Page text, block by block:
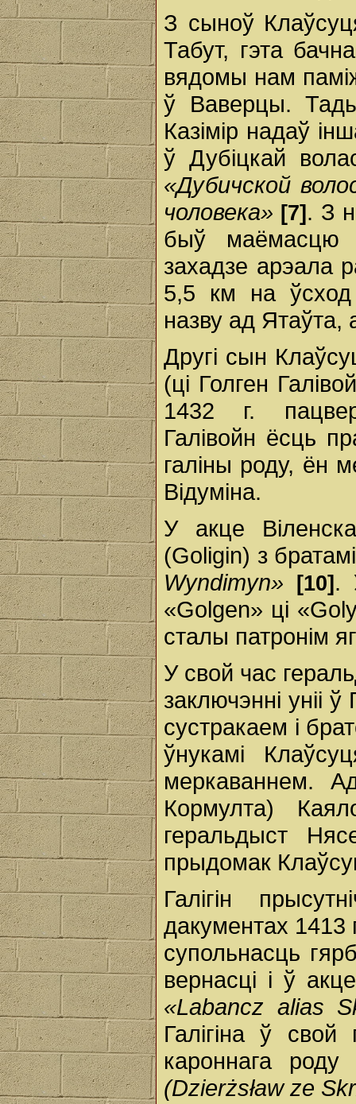
З сыноў
Табут, гэта
вядомы нам
ў Ваверцы.
Казімір надаў
ў Дубіцкай
«Дубичской
чоловека» [7] . З
быў маёмасцю
захадзе арэала
5,5 км на
назву ад
Другі сын
(ці Голген
1432 г.
Галівойн ёсць
галіны роду, ён
Відуміна.
У акце
(Goligin) з
Wyndimyn»
[10] .
«Golgen» ці
сталы патронім
У свой час
заключэнні уніі
сустракаем і
ўнукамі
меркаваннем.
Кормулта)
геральдыст
прыдомак
Галігін
дакументах 1413
супольнасць
вернасці і ў
«Labancz alias
Галігіна ў
кароннага
(Dzierżsław ze